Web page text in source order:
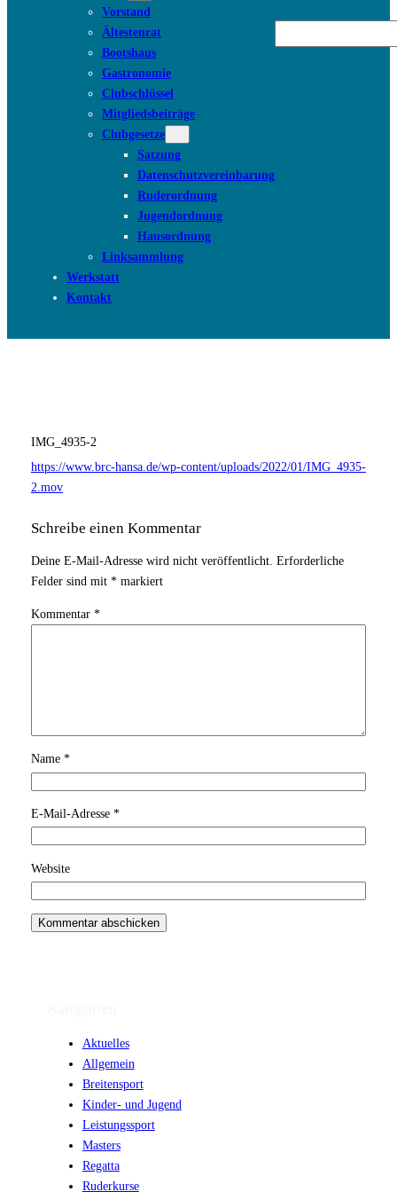
Vorstand
Ältestenrat
Bootshaus
Gastronomie
Clubschlüssel
Mitgliedsbeiträge
Clubgesetze
Satzung
Datenschutzvereinbarung
Ruderordnung
Jugendordnung
Hausordnung
Linksammlung
Werkstatt
Kontakt
IMG_4935-2
https://www.brc-hansa.de/wp-content/uploads/2022/01/IMG_4935-
2.mov
Schreibe einen Kommentar
Deine E-Mail-Adresse wird nicht veröffentlicht. Erforderliche
Felder sind mit *markiert
Kommentar *
Name *
E-Mail-Adresse *
Website
Aktuelles
Allgemein
Breitensport
Kinder- und Jugend
Leistungssport
Masters
Regatta
Ruderkurse